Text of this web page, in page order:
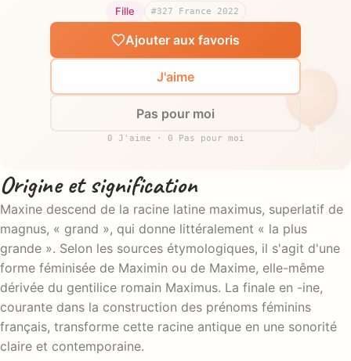
Fille #327 France 2022
Ajouter aux favoris
J'aime
Pas pour moi
0 J'aime · 0 Pas pour moi
Origine et signification
Maxine descend de la racine latine maximus, superlatif de
magnus, « grand », qui donne littéralement « la plus
grande ». Selon les sources étymologiques, il s'agit d'une
forme féminisée de Maximin ou de Maxime, elle-même
dérivée du gentilice romain Maximus. La finale en -ine,
courante dans la construction des prénoms féminins
français, transforme cette racine antique en une sonorité
claire et contemporaine.